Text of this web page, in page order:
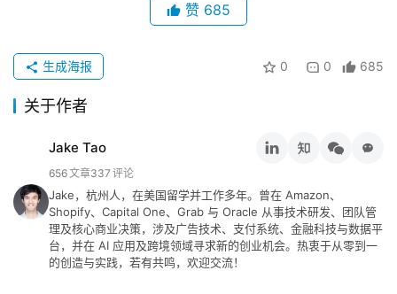
碎
推
荐
&
登录 注册
赞 685
0 0 685
生成海报
关于作者
Jake Tao
656文章337 评论
Jake，杭州人，在美国留学并工作多年。曾在 Amazon、
Shopify、Capital One、Grab 与 Oracle 从事技术研发、团队管
理及核心商业决策，涉及广告技术、支付系统、金融科技与数据平
台，并在 AI 应用及跨境领域寻求新的创业机会。热衷于从零到一
的创造与实践，若有共鸣，欢迎交流！